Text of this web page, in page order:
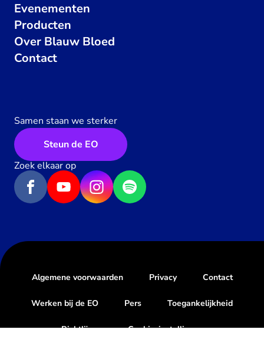
Evenementen
Producten
Over Blauw Bloed
Contact
Samen staan we sterker
Steun de EO
Zoek elkaar op
Algemene voorwaarden Privacy Contact
Werken bij de EO Pers Toegankelijkheid
Richtlijnen Cookie-instellingen